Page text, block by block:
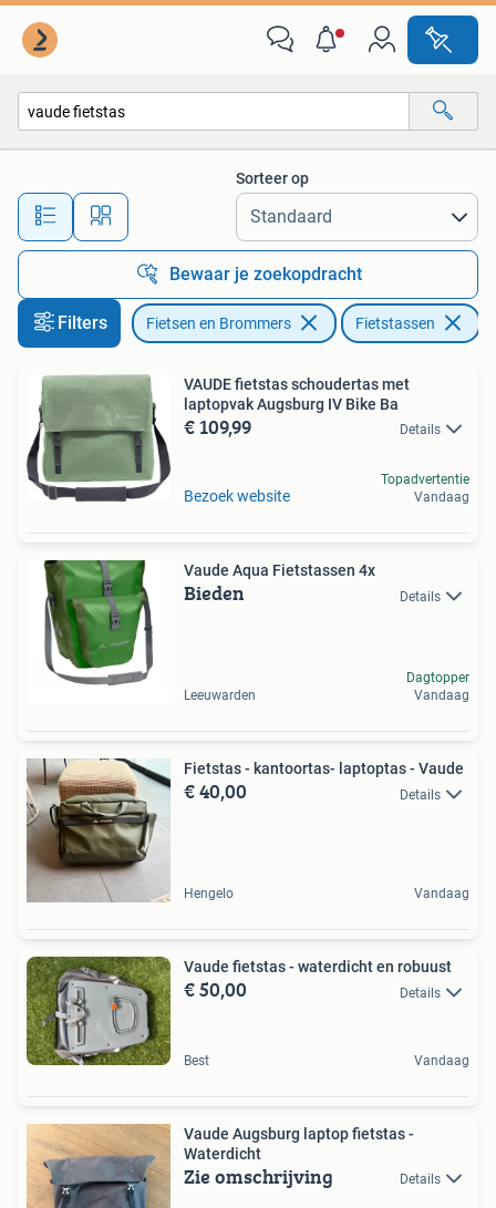
Alle afstanden…
Sorteer op
Bewaar je zoekopdracht
Filters Fietsen en Brommers Fietstassen
VAUDE fietstas schoudertas met
laptopvak Augsburg IV Bike Ba
€ 109,99 Details
Bezoek website
Topadvertentie
Vandaag
Vaude Aqua Fietstassen 4x
Bieden Details
Leeuwarden
Dagtopper
Vandaag
Fietstas - kantoortas- laptoptas - Vaude
€ 40,00 Details
Hengelo Vandaag
Vaude fietstas - waterdicht en robuust
€ 50,00 Details
Best Vandaag
Vaude Augsburg laptop fietstas -
Waterdicht
Zie omschrijving Details